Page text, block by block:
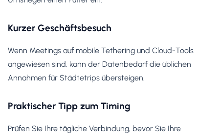
Kurzer Geschäftsbesuch
Wenn Meetings auf mobile Tethering und Cloud-Tools
angewiesen sind, kann der Datenbedarf die üblichen
Annahmen für Städtetrips übersteigen.
Praktischer Tipp zum Timing
Prüfen Sie Ihre tägliche Verbindung, bevor Sie Ihre